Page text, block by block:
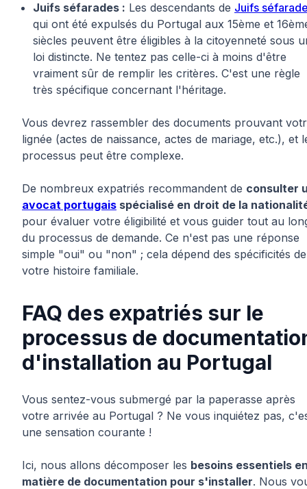
Juifs séfarades : Les descendants de Juifs
qui ont été expulsés du Portugal aux 15ème et
siècles peuvent être éligibles à la citoyenneté sous
loi distincte. Ne tentez pas celle-ci à moins d'être
vraiment sûr de remplir les critères. C'est une règle
très spécifique concernant l'héritage.
Vous devrez rassembler des documents prouvant
lignée (actes de naissance, actes de mariage, etc.), et
processus peut être complexe.
De nombreux expatriés recommandent de consulter
avocat portugais spécialisé en droit de la
pour évaluer votre éligibilité et vous guider tout au
du processus de demande. Ce n'est pas une réponse
simple "oui" ou "non" ; cela dépend des spécificités de
votre histoire familiale.
FAQ des expatriés sur le
processus de
d'installation au Portugal
Vous sentez-vous submergé par la paperasse après
votre arrivée au Portugal ? Ne vous inquiétez pas,
une sensation courante !
Ici, nous allons décomposer les besoins essentiels
matière de documentation pour s'installer. Nous